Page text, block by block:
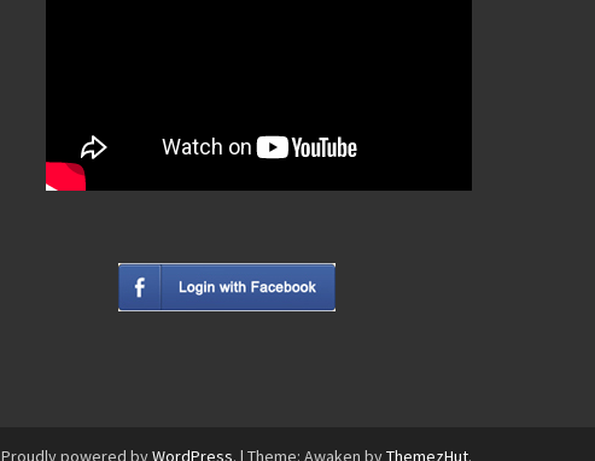
Proudly powered byWordPress. | Theme: Awaken byThemezHut.